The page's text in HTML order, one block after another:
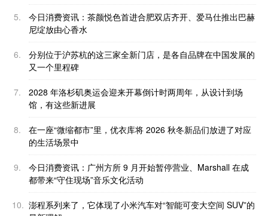
5.
今日消费资讯：茶颜悦色首进合肥双店齐开、爱马仕推出巴赫
尼绽放由心香水
6.
分别位于沪苏杭的这三家全新门店，是各自品牌在中国发展的
又一个里程碑
7.
2028 年洛杉矶奥运会迎来开幕倒计时两周年，从设计到场
馆，有这些新进展
8.
在一座“微缩都市”里，优衣库将 2026 秋冬新品们放进了对应
的生活场景中
9.
今日消费资讯：广州方所 9 月开始暂停营业、Marshall 在成
都带来“守住现场”音乐文化活动
10. 澎程系列来了，它体现了小米汽车对“智能可变大空间 SUV”的